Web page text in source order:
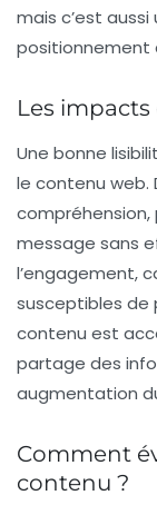
mais c’est
positionnement
Les
Une bonne
le contenu web.
compréhension,
message sans
l’engagement,
susceptibles de
contenu est
partage des
augmentation
Comment
contenu ?